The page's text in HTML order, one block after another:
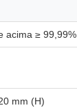
acima ≥ 99,99%
mm (H)